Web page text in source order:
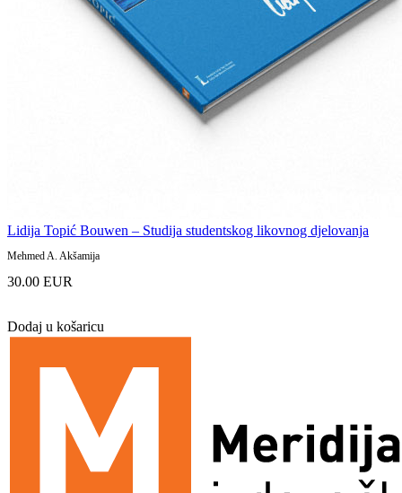
Lidija Topić Bouwen – Studija studentskog likovnog djelovanja
Mehmed A. Akšamija
30.00 EUR
Dodaj u košaricu